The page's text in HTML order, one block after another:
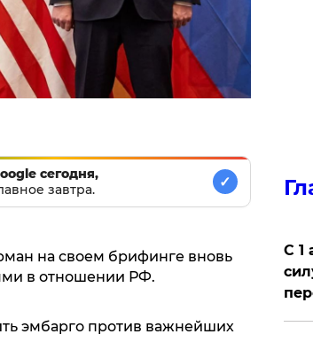
сегодня,
завтра.
✓
на своем брифинге вновь
в отношении РФ.
эмбарго против важнейших
С 1